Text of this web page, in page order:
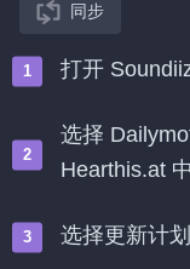
同步
打开
选择
Hearthis.at
选择更新计